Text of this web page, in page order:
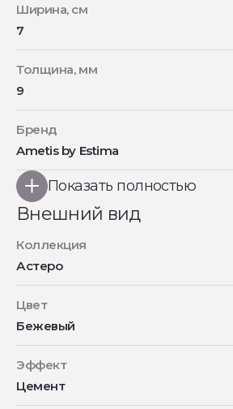
Ширина, см
7
Толщина, мм
9
Бренд
Ametis by Estima
Показать полностью
Внешний вид
Коллекция
Астеро
Цвет
Бежевый
Эффект
Цемент